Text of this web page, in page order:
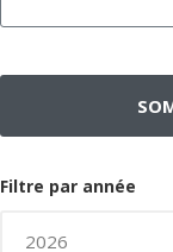
Filtre par année